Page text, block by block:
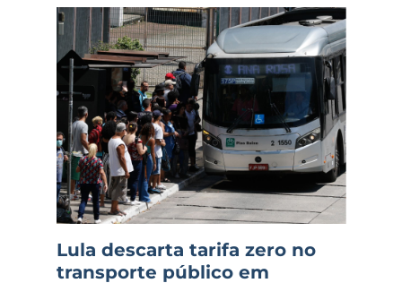
Lula descarta tarifa zero no
transporte público em